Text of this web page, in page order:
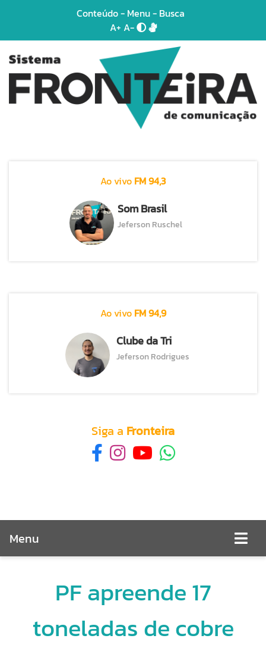
Conteúdo- Menu- Busca
A+ A-
Ao vivo FM 94,3
Som Brasil
Jeferson Ruschel
Ao vivo FM 94,9
Clube da Tri
Jeferson Rodrigues
Siga a Fronteira
Menu
PF apreende 17
toneladas de cobre